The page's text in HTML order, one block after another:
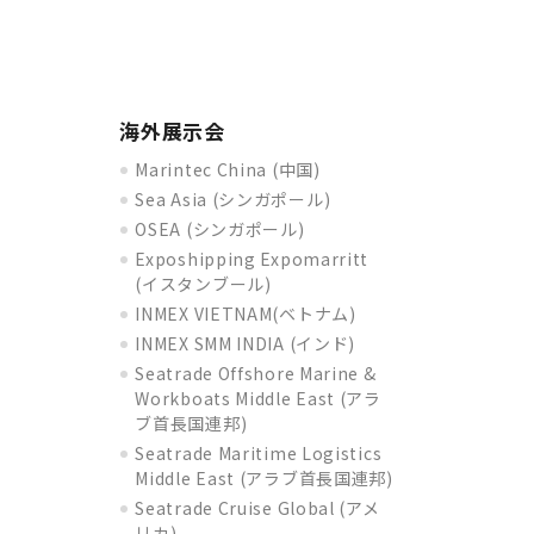
海外展示会
Marintec China (中国)
Sea Asia (シンガポール)
OSEA (シンガポール)
Exposhipping Expomarritt
(イスタンブール)
INMEX VIETNAM(ベトナム)
INMEX SMM INDIA (インド)
Seatrade Offshore Marine &
Workboats Middle East (アラ
ブ首長国連邦)
Seatrade Maritime Logistics
Middle East (アラブ首長国連邦)
Seatrade Cruise Global (アメ